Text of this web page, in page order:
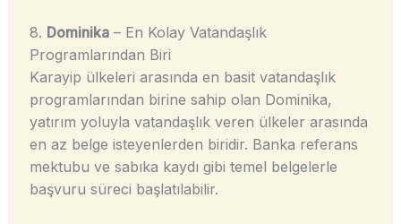
8. Dominika– En Kolay Vatandaşlık
Programlarından Biri
Karayip ülkeleri arasında en basit vatandaşlık
programlarından birine sahip olan Dominika,
yatırım yoluyla vatandaşlık veren ülkeler arasında
en az belge isteyenlerden biridir. Banka referans
mektubu ve sabıka kaydı gibi temel belgelerle
başvuru süreci başlatılabilir.